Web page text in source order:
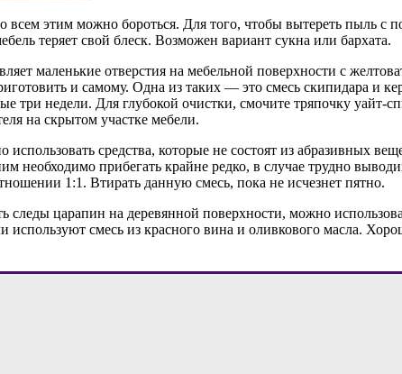
этим можно бороться. Для того, чтобы вытереть пыль с
теряет свой блеск. Возможен вариант сукна или бархата.
маленькие отверстия на мебельной поверхности с
и самому. Одна из таких — это смесь скипидара и
три недели. Для глубокой очистки, смочите тряпочку
на скрытом участке мебели.
средства, которые не состоят из абразивных
необходимо прибегать крайне редко, в случае трудно
1:1. Втирать данную смесь, пока не исчезнет пятно.
царапин на деревянной поверхности, можно
смесь из красного вина и оливкового масла.